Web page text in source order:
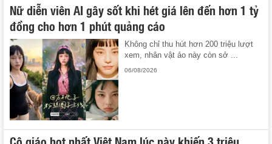
Nữ diễn viên AI gây sốt khi hét giá lên đến hơn 1 tỷ
đồng cho hơn 1 phút quảng cáo
Không chỉ thu hút hơn 200 triệu lượt
xem, nhân vật ảo này còn sở ...
06/08/2026